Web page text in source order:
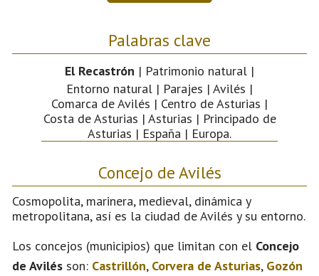
Palabras clave
El Recastrón | Patrimonio natural |
Entorno natural | Parajes | Avilés |
Comarca de Avilés | Centro de Asturias |
Costa de Asturias | Asturias | Principado de
Asturias | España | Europa.
Concejo de Avilés
Cosmopolita, marinera, medieval, dinámica y
metropolitana, así es la ciudad de Avilés y su entorno.
Los concejos (municipios) que limitan con el Concejo
de Avilés son: Castrillón, Corvera de Asturias, Gozón